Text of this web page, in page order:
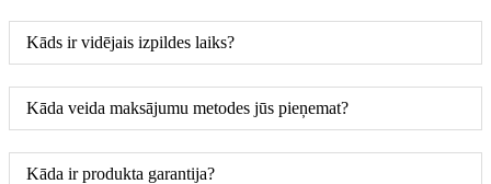
Kāds ir vidējais izpildes laiks?
Kāda veida maksājumu metodes jūs pieņemat?
Kāda ir produkta garantija?